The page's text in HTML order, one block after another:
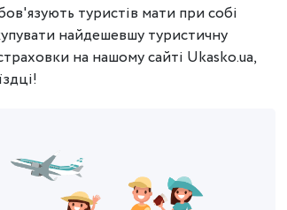
туристів мати при собі
найдешевшу туристичну
на нашому сайті Ukasko.ua,